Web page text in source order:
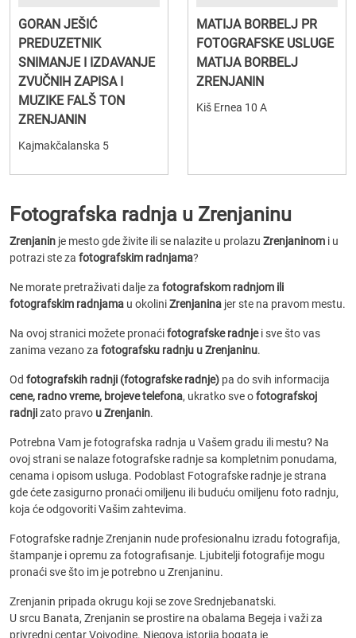
GORAN JEŠIĆ
PREDUZETNIK
SNIMANJE I IZDAVANJE
ZVUČNIH ZAPISA I
MUZIKE FALŠ TON
ZRENJANIN
Kajmakčalanska 5
MATIJA BORBELJ PR
FOTOGRAFSKE USLUGE
MATIJA BORBELJ
ZRENJANIN
Kiš Ernea 10 A
Fotografska radnja u Zrenjaninu
Zrenjanin je mesto gde živite ili se nalazite u prolazu Zrenjaninom i u
potrazi ste za fotografskim radnjama?
Ne morate pretraživati dalje za fotografskom radnjom ili
fotografskim radnjama u okoliniZrenjanina jer ste na pravom mestu.
Na ovoj stranici možete pronaćifotografske radnjei sve što vas
zanima vezano za fotografsku radnju u Zrenjaninu.
Od fotografskih radnji (fotografske radnje) pa do svih informacija
cene, radno vreme, brojeve telefona, ukratko sve ofotografskoj
radnjizato pravo u Zrenjanin.
Potrebna Vam je fotografska radnja u Vašem gradu ili mestu? Na
ovoj strani se nalaze fotografske radnje sa kompletnim ponudama,
cenama i opisom usluga. Podoblast Fotografske radnje je strana
gde ćete zasigurno pronaći omiljenu ili buduću omiljenu foto radnju,
koja će odgovoriti Vašim zahtevima.
Fotografske radnje Zrenjanin nude profesionalnu izradu fotografija,
štampanje i opremu za fotografisanje. Ljubitelji fotografije mogu
pronaći sve što im je potrebno u Zrenjaninu.
Zrenjanin pripada okrugu koji se zove Srednjebanatski.
U srcu Banata, Zrenjanin se prostire na obalama Begeja i važi za
privredni centar Vojvodine. Njegova istorija bogata je